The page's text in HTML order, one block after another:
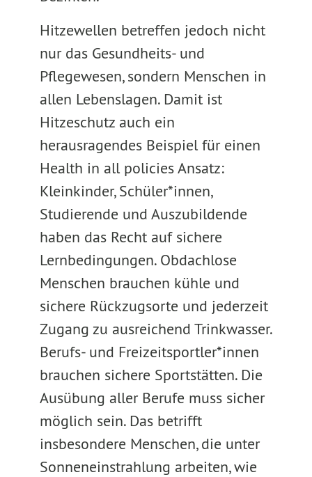
Hitzewellen betreffen jedoch nicht
nur das Gesundheits- und
Pflegewesen, sondern Menschen in
allen Lebenslagen. Damit ist
Hitzeschutz auch ein
herausragendes Beispiel für einen
Health in all policies Ansatz:
Kleinkinder, Schüler*innen,
Studierende und Auszubildende
haben das Recht auf sichere
Lernbedingungen. Obdachlose
Menschen brauchen kühle und
sichere Rückzugsorte und jederzeit
Zugang zu ausreichend Trinkwasser.
Berufs- und Freizeitsportler*innen
brauchen sichere Sportstätten. Die
Ausübung aller Berufe muss sicher
möglich sein. Das betrifft
insbesondere Menschen, die unter
Sonneneinstrahlung arbeiten, wie